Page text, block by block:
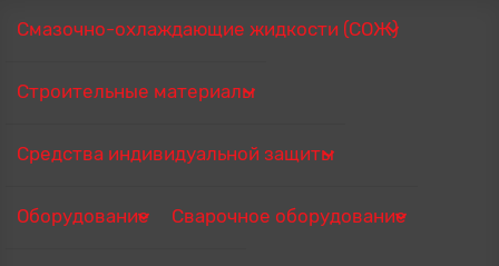
Смазочно-охлаждающие жидкости (СОЖ)
Строительные материалы
Средства индивидуальной защиты
Оборудование Сварочное оборудование